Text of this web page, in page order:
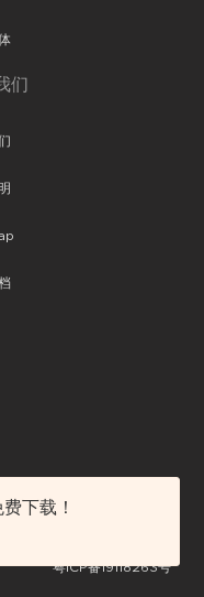
们
计。素材包含了APP设计、
机素材、插画图片、附加
粤ICP备19118263号
下载！